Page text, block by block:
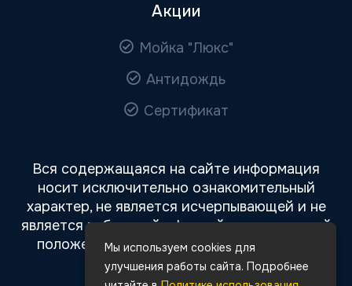
Акции
Мойка "Люкс"
Антидождь
Сертификат
Вся содержащаяся на сайте информация
носит исключительно ознакомительный
характер, не является исчерпывающей и не
является публичной офертой, определяемой
положениями статьи 437 Гражданского
кодекса РФ.
Мы используем cookies для
улучшения работы сайта. Подробнее